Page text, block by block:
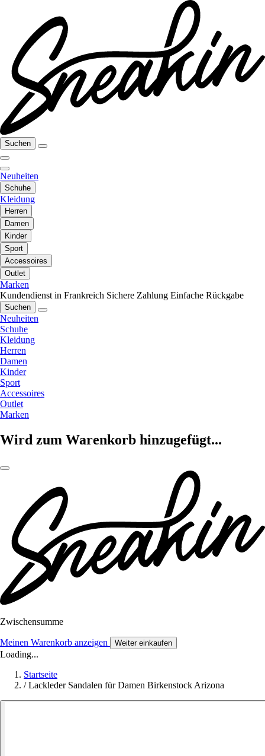
Suchen
Neuheiten
Schuhe
Kleidung
Herren
Damen
Kinder
Sport
Accessoires
Outlet
Marken
Kundendienst in Frankreich Sichere Zahlung Einfache Rückgabe
Suchen
Neuheiten
Schuhe
Kleidung
Herren
Damen
Kinder
Sport
Accessoires
Outlet
Marken
Wird zum Warenkorb hinzugefügt...
Zwischensumme
Meinen Warenkorb anzeigen Weiter einkaufen
Loading...
Startseite
/ Lackleder Sandalen für Damen Birkenstock Arizona